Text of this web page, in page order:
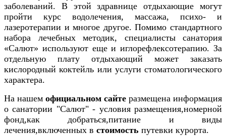
заболеваний. В этой здравнице отдыхающие могут
пройти курс водолечения, массажа, психо- и
лазеротерапии и многое другое. Помимо стандартного
набора лечебных методик, специалисты санатория
«Салют» используют еще и иглорефлексотерапию. За
отдельную плату отдыхающий может заказать
кислородный коктейль или услуги стоматологического
характера.
На нашем официальном сайте размещена информация
о санатории "Салют" - условия размещения,номерной
фонд,как добраться,питание и виды
лечения,включенных в стоимость путевки курорта.